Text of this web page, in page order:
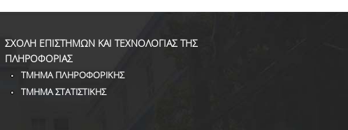
ΣΧΟΛΗ ΕΠΙΣΤΗΜΩΝ ΚΑΙ ΤΕΧΝΟΛΟΓΙΑΣ ΤΗΣ
ΠΛΗΡΟΦΟΡΙΑΣ
ΤΜΗΜΑ ΠΛΗΡΟΦΟΡΙΚΗΣ
ΤΜΗΜΑ ΣΤΑΤΙΣΤΙΚΗΣ